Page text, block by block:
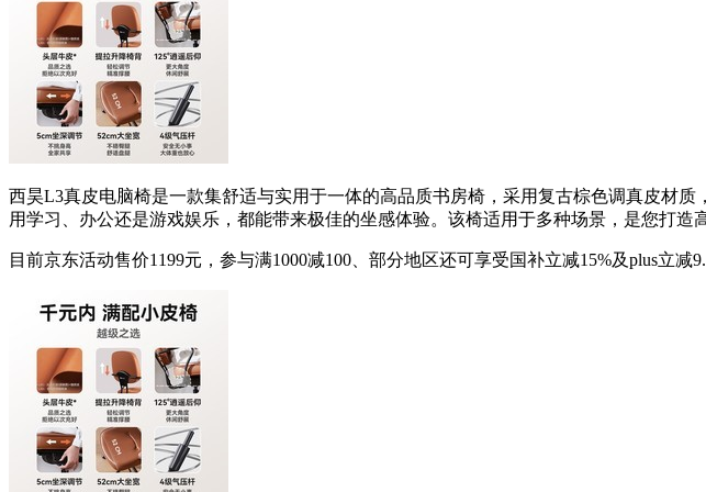
西昊L3真皮电脑椅是一款集舒适与实用于一体的高品质书房椅，采用复古棕色调真皮材
用学习、办公还是游戏娱乐，都能带来极佳的坐感体验。该椅适用于多种场景，是您打造
目前京东活动售价1199元，参与满1000减100、部分地区还可享受国补立减15%及plus立